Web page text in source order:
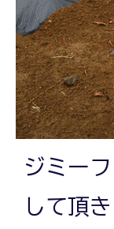
ジミー
して頂き